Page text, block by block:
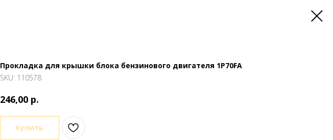
Прокладка для крышки блока бензинового двигателя 1P70FA
SKU: 110578
246,00 р.
Купить